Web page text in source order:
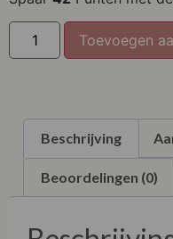
XXL
XXXL
Toevoegen
Beschrijving
Beoordelingen (0)